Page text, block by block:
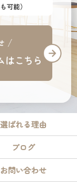
選ばれる理由
ブログ
お問い合わせ